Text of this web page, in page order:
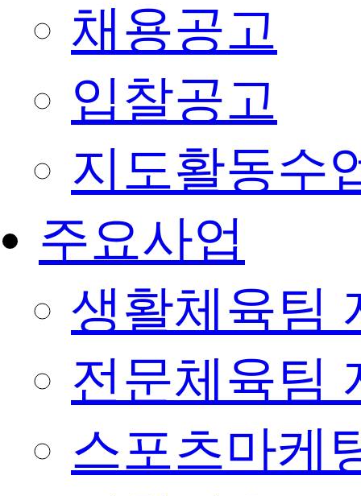
채용공고
입찰공고
지도활동수
주요사업
생활체육팀
전문체육팀
스포츠마케